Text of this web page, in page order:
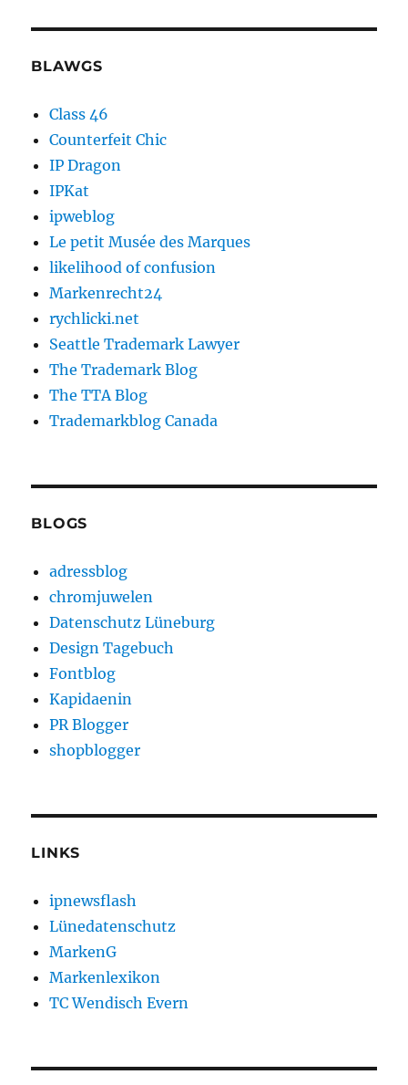
BLAWGS
Class 46
Counterfeit Chic
IP Dragon
IPKat
ipweblog
Le petit Musée des Marques
likelihood of confusion
Markenrecht24
rychlicki.net
Seattle Trademark Lawyer
The Trademark Blog
The TTA Blog
Trademarkblog Canada
BLOGS
adressblog
chromjuwelen
Datenschutz Lüneburg
Design Tagebuch
Fontblog
Kapidaenin
PR Blogger
shopblogger
LINKS
ipnewsflash
Lünedatenschutz
MarkenG
Markenlexikon
TC Wendisch Evern